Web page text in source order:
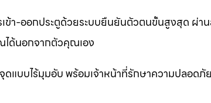
ข้า-ออกประตูด้วยระบบยืนยันตัวตนขั้นสูงสุด ผ่
ด้นอกจากตัวคุณเอง
แบบไร้มุมอับ พร้อมเจ้าหน้าที่รักษาความปลอดภั